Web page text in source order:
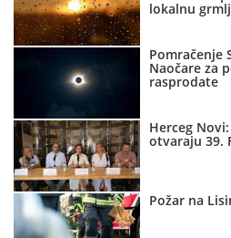
lokalnu
Pomračenje
Naočare za
rasprodate
Herceg
otvaraju 39.
Požar na